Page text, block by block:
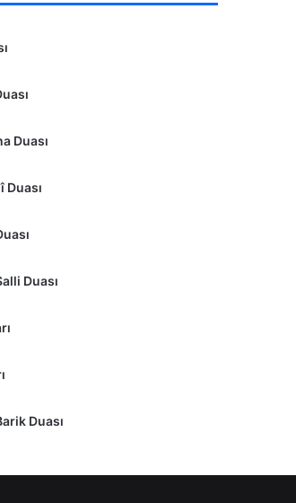
Duası
Duası
Duası
Duası